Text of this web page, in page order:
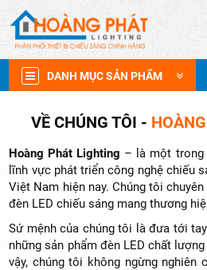
DANH MỤC SẢN PHẨM
VỀ CHÚNG TÔI -
Hoàng Phát Lighting – là một trong
lĩnh vực phát triển công nghệ chiếu
Việt Nam hiện nay. Chúng tôi
đèn LED chiếu sáng mang thương
Sứ mệnh của chúng tôi là đưa tới
những sản phẩm đèn LED chất
vậy, chúng tôi không ngừng nghiên